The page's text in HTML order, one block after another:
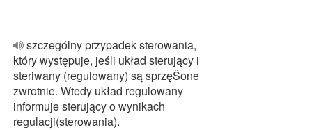
szczególny przypadek sterowania,
który występuje, jeśli układ sterujący i
steriwany (regulowany) są sprzęŜone
zwrotnie. Wtedy układ regulowany
informuje sterujący o wynikach
regulacji(sterowania).